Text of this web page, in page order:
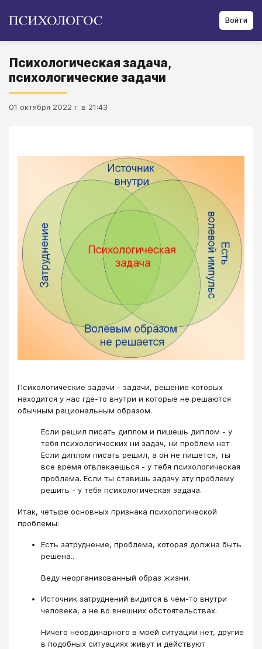
Войти
Психологическая задача,
психологические задачи
01 октября 2022 г. в 21:43
Психологические задачи - задачи, решение которых
находится у нас где-то внутри и которые не решаются
обычным рациональным образом.
Если решил писать диплом и пишешь диплом - у
тебя психологических ни задач, ни проблем нет.
Если диплом писать решил, а он не пишется, ты
все время отвлекаешься - у тебя психологическая
проблема. Если ты ставишь задачу эту проблему
решить - у тебя психологическая задача.
Итак, четыре основных признака психологической
проблемы:
Есть затруднение, проблема, которая должна быть
решена..
Веду неорганизованный образ жизни.
Источник затруднений видится в чем-то внутри
человека, а не во внешних обстоятельствах.
Ничего неординарного в моей ситуации нет, другие
в подобных ситуациях живут и действуют